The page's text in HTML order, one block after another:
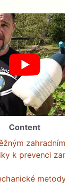
Content
k prevenci